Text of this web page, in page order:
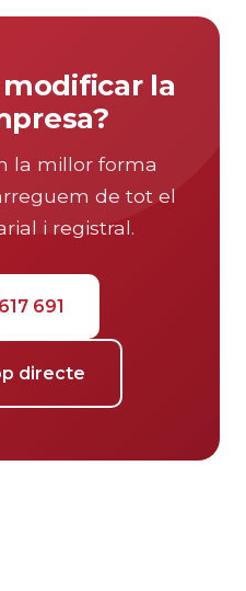
la
la millor forma
de tot el
i registral.
691
directe